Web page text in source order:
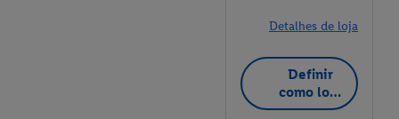
Detalhes de loja
Definir
como loja
favorita